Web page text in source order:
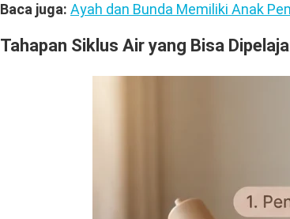
Baca juga: Ayah dan Bunda Memiliki Anak
Tahapan Siklus Air yang Bisa